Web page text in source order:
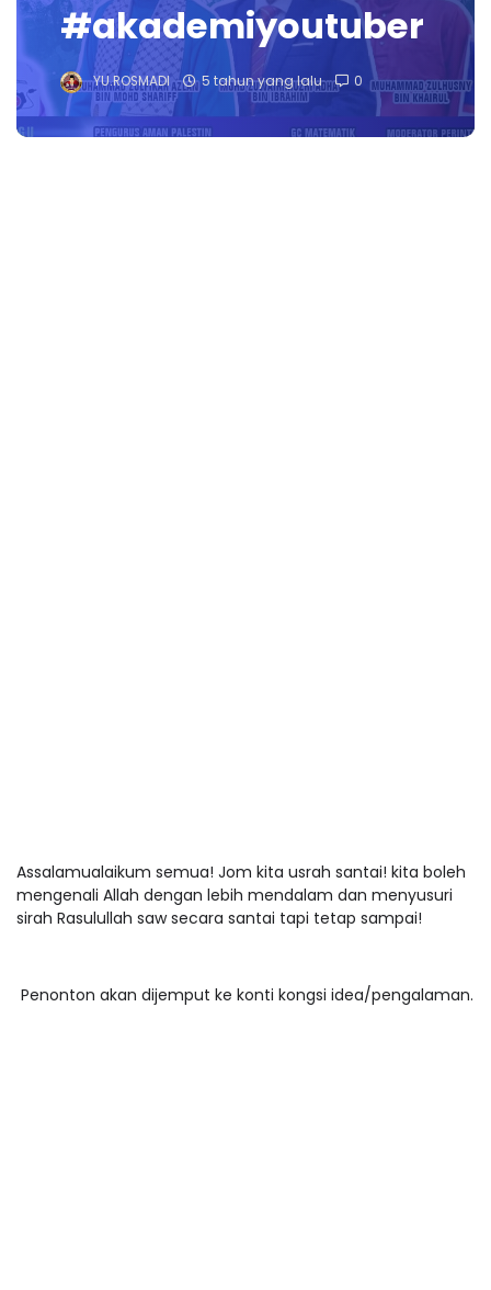
#akademiyoutuber​​​​​​​
YU.ROSMADI 5 tahun yang lalu 0
Assalamualaikum semua! Jom kita usrah santai! kita boleh
mengenali Allah dengan lebih mendalam dan menyusuri
sirah Rasulullah saw secara santai tapi tetap sampai!
Penonton akan dijemput ke konti kongsi idea/pengalaman.